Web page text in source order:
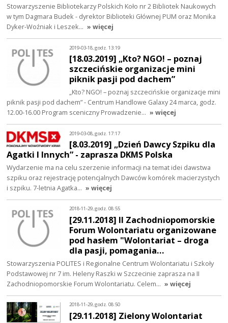
Stowarzyszenie Bibliotekarzy Polskich Koło nr 2 Bibliotek Naukowych
w tym Dagmara Budek - dyrektor Biblioteki Głównej PUM oraz Monika
Dyker-Woźniak i Leszek… » więcej
2019-03-18, godz. 13:19
[18.03.2019] „Kto? NGO! – poznaj
szczecińskie organizacje mini
piknik pasji pod dachem”
„Kto? NGO! – poznaj szczecińskie organizacje mini
piknik pasji pod dachem” - Centrum Handlowe Galaxy 24 marca, godz.
12.00-16.00 Program sceniczny Prowadzenie… » więcej
2019-03-08, godz. 17:17
[8.03.2019] „Dzień Dawcy Szpiku dla
Agatki I Innych” - zaprasza DKMS Polska
Wydarzenie ma na celu szerzenie informacji na temat idei dawstwa
szpiku oraz rejestrację potencjalnych Dawców komórek macierzystych
i szpiku. 7-letnia Agatka… » więcej
2018-11-29, godz. 08:55
[29.11.2018] II Zachodniopomorskie
Forum Wolontariatu organizowane
pod hasłem "Wolontariat – droga
dla pasji, pomagania…
Stowarzyszenia POLITES i Regionalne Centrum Wolontariatu i Szkoły
Podstawowej nr 7 im. Heleny Raszki w Szczecinie zaprasza na II
Zachodniopomorskie Forum Wolontariatu. Celem… » więcej
2018-11-29, godz. 08:50
[29.11.2018] Zielony Wolontariat